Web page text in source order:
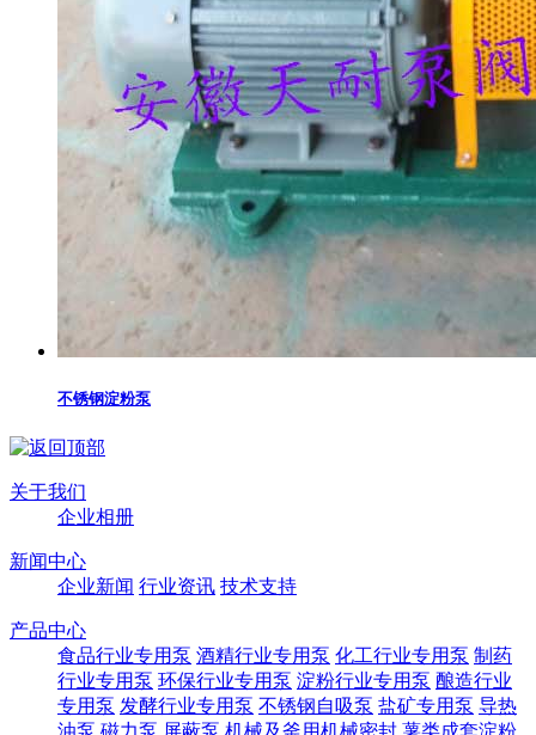
不锈钢淀粉泵
关于我们
企业相册
新闻中心
企业新闻 行业资讯 技术支持
产品中心
食品行业专用泵 酒精行业专用泵 化工行业专用泵 制药
行业专用泵 环保行业专用泵 淀粉行业专用泵 酿造行业
专用泵 发酵行业专用泵 不锈钢自吸泵 盐矿专用泵 导热